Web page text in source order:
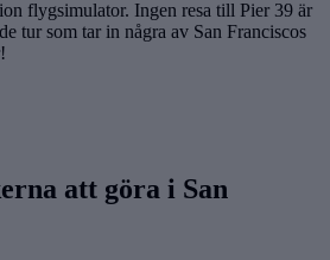
flygsimulator. Ingen resa till Pier 39 är
tur som tar in några av San Franciscos
att göra i San